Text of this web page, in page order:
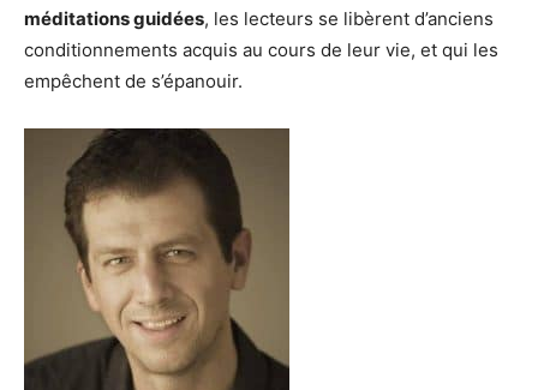
méditations guidées, les lecteurs se libèrent d’anciens
conditionnements acquis au cours de leur vie, et qui les
empêchent de s’épanouir.